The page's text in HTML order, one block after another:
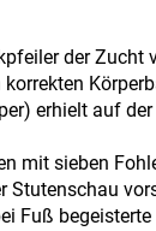
der
erhielt auf
mit sieben
Fuß